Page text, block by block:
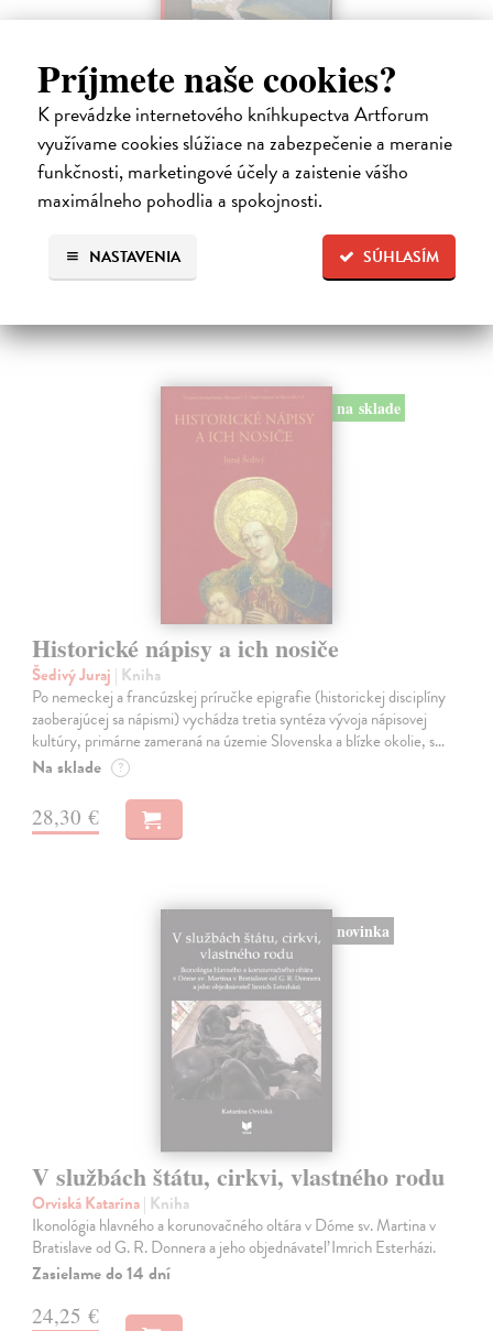
Príjmete naše cookies?
K prevádzke internetového kníhkupectva Artforum
využívame cookies slúžiace na zabezpečenie a meranie
funkčnosti, marketingové účely a zaistenie vášho
maximálneho pohodlia a spokojnosti.
SÚHLASÍM
NASTAVENIA
Studne mútne
Getting Peter| Kniha
Sú ikonickými postavami našej kultúry. Postavili im sochy a
pomenovali po nich ulice, majú svoje nespochybniteľné miesto v
lexikónoch literatúry aj učebniciach, slovenské moderné umenie sa
bez nich nedá…
23,66 €
na sklade
Historické nápisy a ich nosiče
Šedivý Juraj | Kniha
Po nemeckej a francúzskej príručke epigrafie (historickej disciplíny
zaoberajúcej sa nápismi) vychádza tretia syntéza vývoja nápisovej
kultúry, primárne zameraná na územie Slovenska a blízke okolie, s…
Na sklade ?
28,30 €
novinka
V službách štátu, cirkvi, vlastného rodu
Orviská Katarína| Kniha
Ikonológia hlavného a korunovačného oltára v Dóme sv. Martina v
Bratislave od G. R. Donnera a jeho objednávateľ Imrich Esterházi.
Zasielame do 14 dní
24,25 €